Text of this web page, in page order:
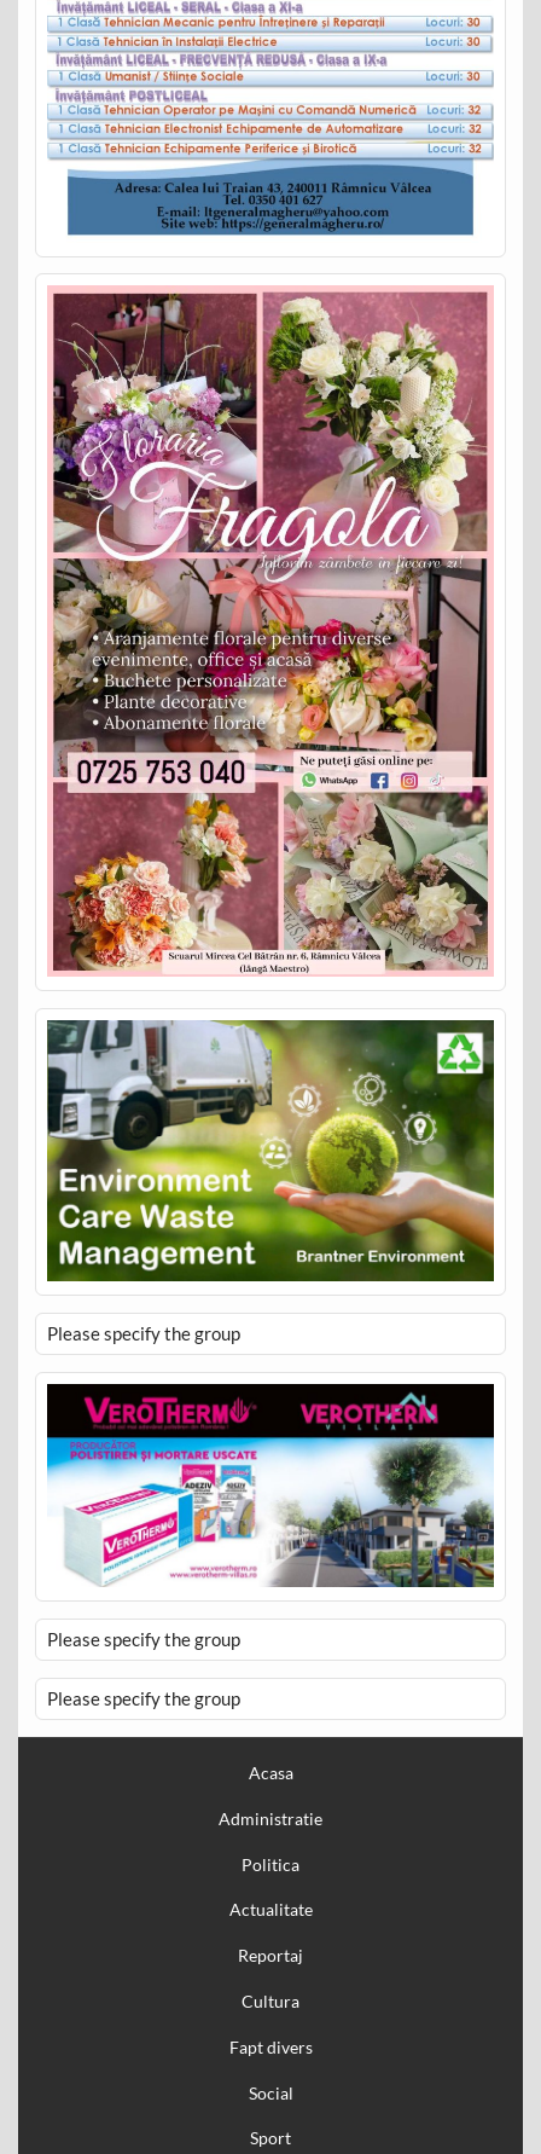
Please specify the group
Please specify the group
Please specify the group
Acasa
Administratie
Politica
Actualitate
Reportaj
Cultura
Fapt divers
Social
Sport